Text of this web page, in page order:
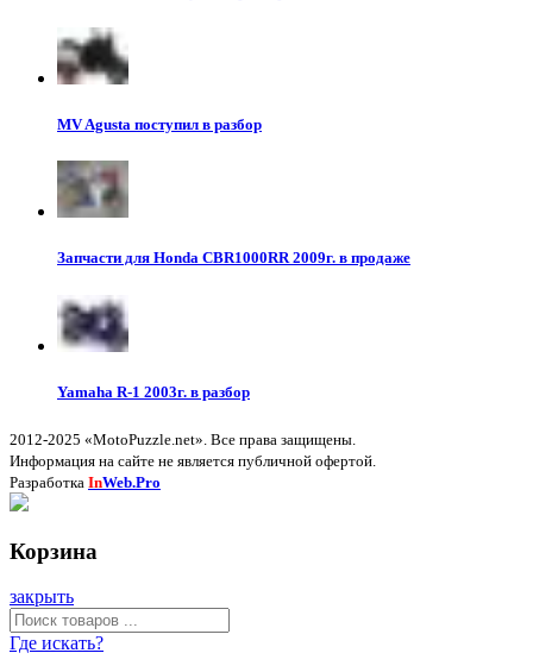
MV Agusta поступил в разбор
Запчасти для Honda CBR1000RR 2009г. в продаже
Yamaha R-1 2003г. в разбор
2012-2025 «MotoPuzzle.net». Все права защищены.
Информация на сайте не является публичной офертой.
Разработка InWeb.Pro
Корзина
закрыть
Где искать?